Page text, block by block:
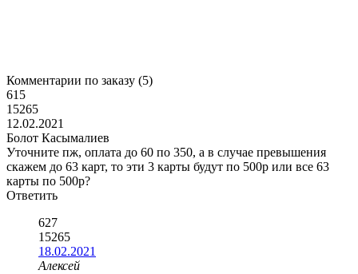
Комментарии по заказу (5)
615
15265
12.02.2021
Болот Касымалиев
Уточните пж, оплата до 60 по 350, а в случае превышения
скажем до 63 карт, то эти 3 карты будут по 500р или все 63
карты по 500р?
Ответить
627
15265
18.02.2021
Алексей